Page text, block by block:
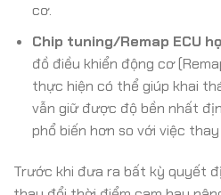
cơ.
Chip tuning/Remap ECU
đồ điều khiển động cơ
thực hiện có thể giúp khai
vẫn giữ được độ bền nhất
phổ biến hơn so với việc
Trước khi đưa ra bất kỳ quyết